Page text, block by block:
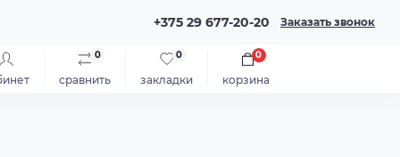
+375 29 677-20-20 Заказать звонок
сравнить
0
закладки
0
корзина
0